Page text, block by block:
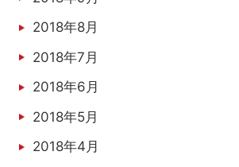
2018年8月
2018年7月
2018年6月
2018年5月
2018年4月